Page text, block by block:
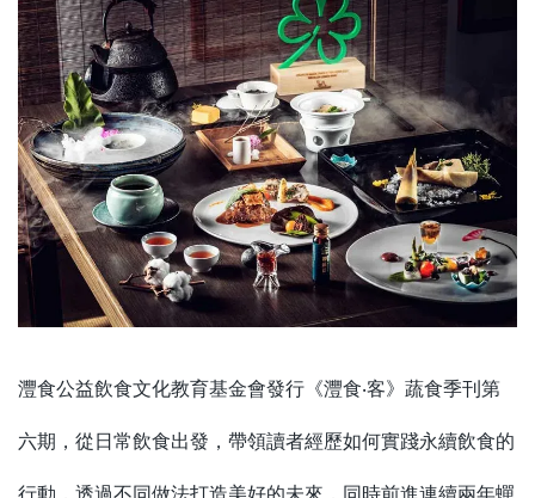
灃食公益飲食文化教育基金會發行《灃食‧客》蔬食季刊第
六期，從日常飲食出發，帶領讀者經歷如何實踐永續飲食的